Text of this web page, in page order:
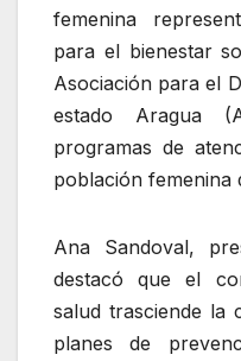
femenina
para el bienestar
Asociación para el
estado Aragua
programas de
población femenina
Ana Sandoval,
destacó que el
salud trasciende la
planes de